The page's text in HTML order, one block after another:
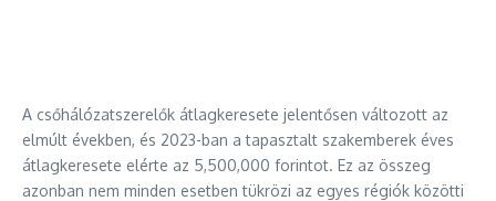
A csőhálózatszerelők átlagkeresete jelentősen változott az
elmúlt években, és 2023-ban a tapasztalt szakemberek éves
átlagkeresete elérte az 5,500,000 forintot. Ez az összeg
azonban nem minden esetben tükrözi az egyes régiók közötti